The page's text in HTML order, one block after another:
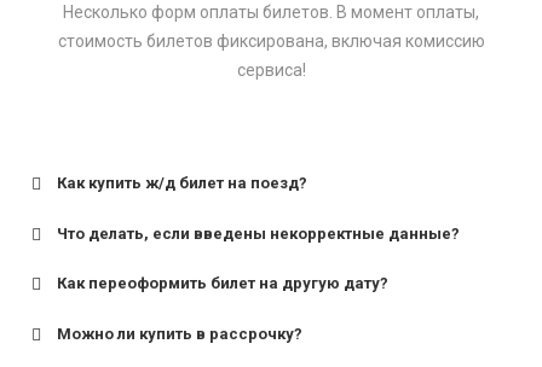
Несколько форм оплаты билетов. В момент оплаты,
стоимость билетов фиксирована, включая комиссию
сервиса!
Как купить ж/д билет на поезд?
Что делать, если введены некорректные данные?
Как переоформить билет на другую дату?
Можно ли купить в рассрочку?